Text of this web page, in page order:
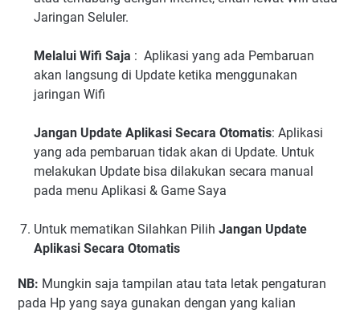
Jaringan Seluler.
Melalui Wifi Saja : Aplikasi yang ada Pembaruan
akan langsung di Update ketika menggunakan
jaringan Wifi
Jangan Update Aplikasi Secara Otomatis: Aplikasi
yang ada pembaruan tidak akan di Update. Untuk
melakukan Update bisa dilakukan secara manual
pada menu Aplikasi & Game Saya
Untuk mematikan Silahkan Pilih Jangan Update
Aplikasi Secara Otomatis
NB: Mungkin saja tampilan atau tata letak pengaturan
pada Hp yang saya gunakan dengan yang kalian